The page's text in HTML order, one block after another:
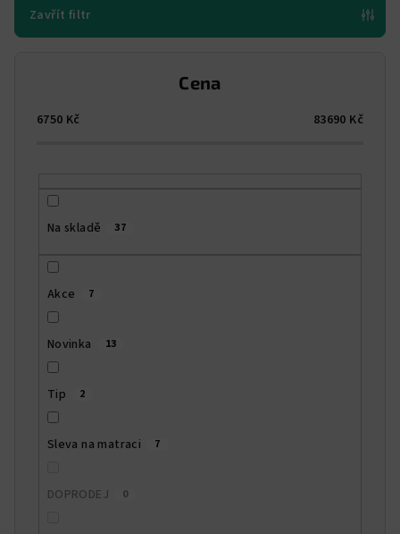
r
Zavřít filtr
Cena
6750 Kč 83690 Kč
Na skladě 37
Akce 7
Novinka 13
Tip 2
Sleva na matraci 7
DOPRODEJ 0